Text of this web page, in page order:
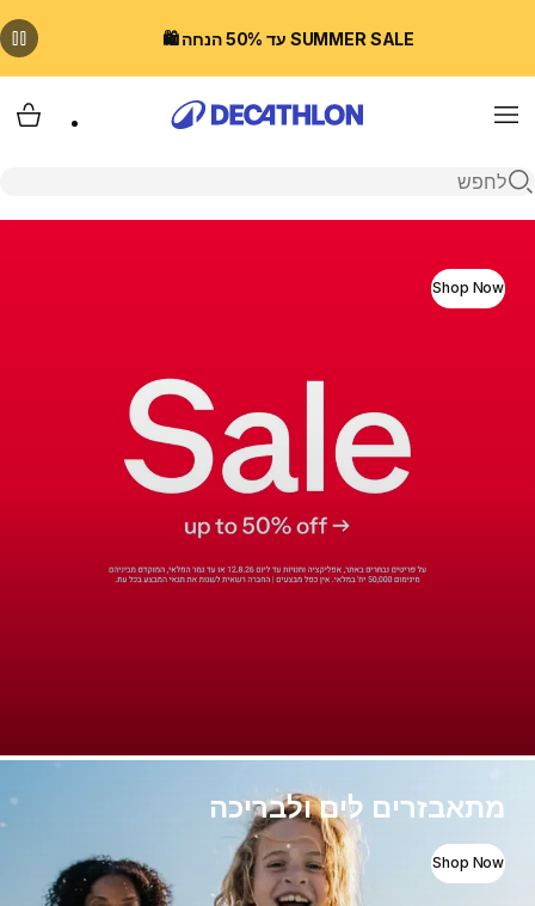
SUMMER SALE עד 50% הנחה 🛍️
Menu
פתיחת חיפוש
Shop Now
מתאבזרים לים ולבריכה
Shop Now